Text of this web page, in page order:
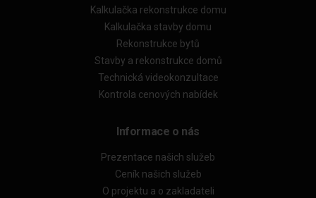
Kalkulačka rekonstrukce domu
Kalkulačka stavby domu
Rekonstrukce bytů
Stavby a rekonstrukce domů
Technická videokonzultace
Kontrola cenových nabídek
Informace o nás
Prezentace našich služeb
Ceník našich služeb
O projektu a o zakladateli